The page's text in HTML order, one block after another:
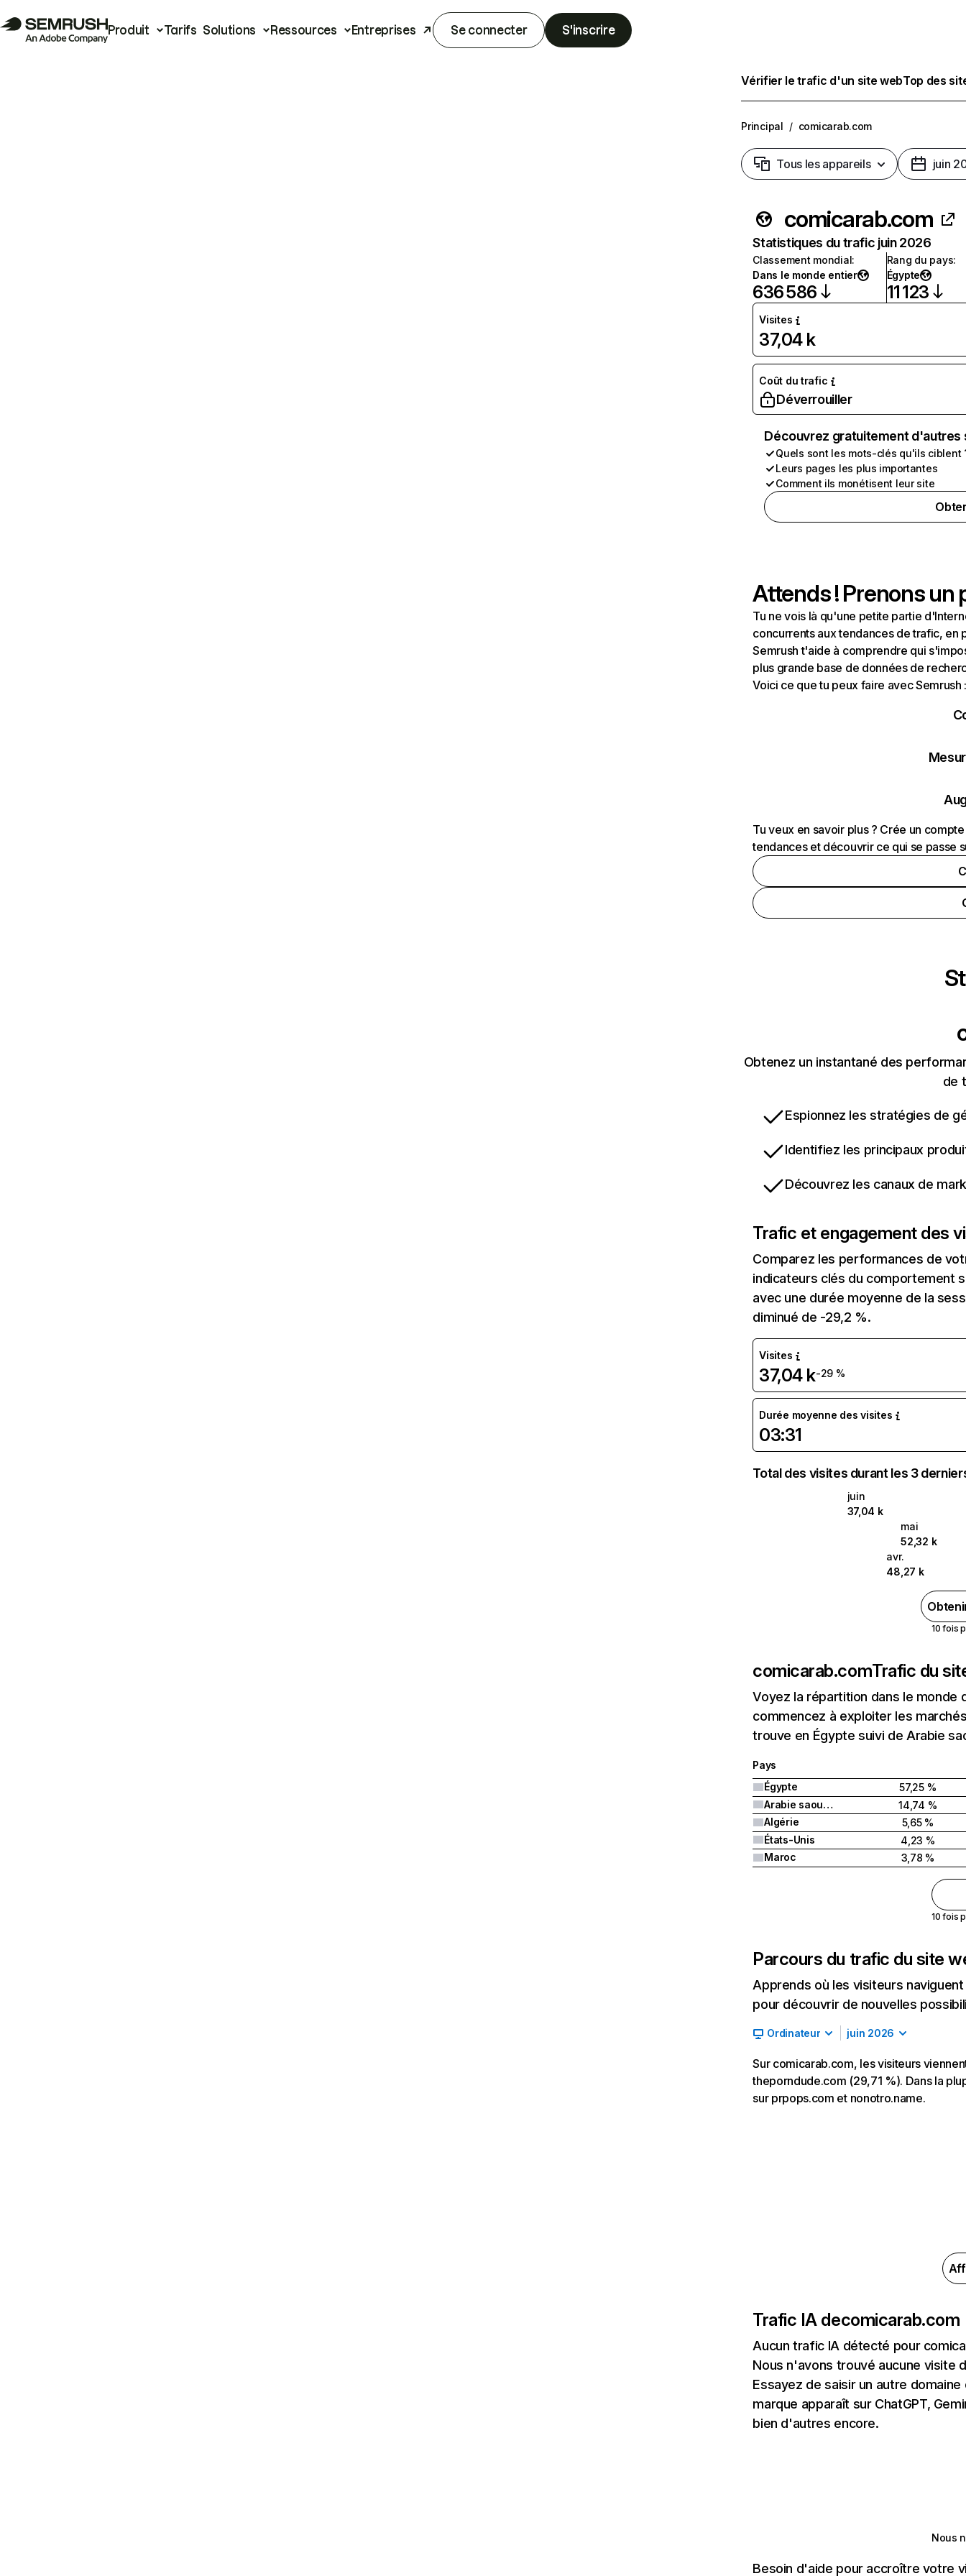
Produit Tarifs Solutions Ressources Entreprises Se connecter S'inscrire
Vérifier le trafic d'un site webTop des
Principal / comicarab.com
Tous les appareils juin
comicarab.com
Statistiques du trafic juin 2026
Classement mondial:
Dans le monde entier
636 586
Rang du pays:
Égypte
11 123
Visites
37,04 k
Coût du trafic
Déverrouiller
Découvrez gratuitement
Quels sont les mots-clés qu'ils ciblent
Leurs pages les plus importantes
Comment ils monétisent leur site
Attends ! Prenons un
Tu ne vois là qu'une petite partie
concurrents aux tendances de trafic, en
Semrush t'aide à comprendre qui
plus grande base de données de
Voici ce que tu peux faire avec Semrush
Tu veux en savoir plus ? Crée un
tendances et découvrir ce qui se passe
Obtenez un instantané des
de
Espionnez les stratégies de
Identifiez les principaux
Découvrez les canaux de
Trafic et engagement des
Comparez les performances de
indicateurs clés du comportement
avec une durée moyenne de la
diminué de -29,2 %.
Visites
37,04 k-29 %
Durée moyenne des visites
03:31
Total des visites durant les 3
juin
37,04 k
mai
52,32 k
avr.
48,27 k
10 fois
comicarab.comTrafic du
Voyez la répartition dans le
commencez à exploiter les
trouve en Égypte suivi de Arabie
Pays
Égypte
57,25 %
Arabie saoudite
14,74 %
Algérie
5,65 %
États-Unis
4,23 %
Maroc
3,78 %
10 fois
Parcours du trafic du site
Apprends où les visiteurs
pour découvrir de nouvelles
Ordinateur juin 2026
Sur comicarab.com, les visiteurs
theporndude.com (29,71 %). Dans la
sur prpops.com et nonotro.name.
Trafic IA decomicarab.com
Aucun trafic IA détecté pour
Nous n'avons trouvé aucune visite
Essayez de saisir un autre
marque apparaît sur ChatGPT,
bien d'autres encore.
Nous
Besoin d'aide pour accroître votre